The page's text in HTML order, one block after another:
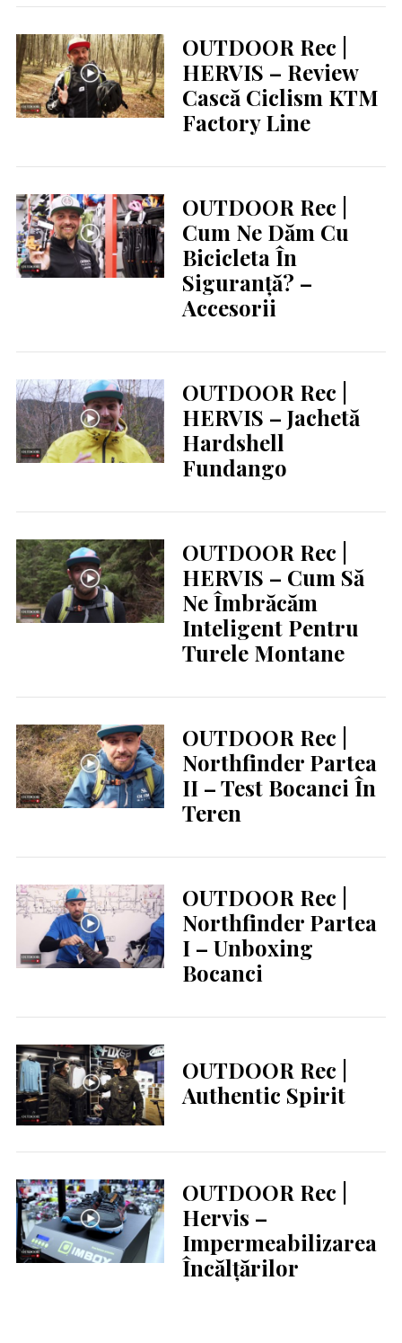
OUTDOOR Rec |
HERVIS – Review
Cască Ciclism KTM
Factory Line
OUTDOOR Rec |
Cum Ne Dăm Cu
Bicicleta În
Siguranță? –
Accesorii
OUTDOOR Rec |
HERVIS – Jachetă
Hardshell
Fundango
OUTDOOR Rec |
HERVIS – Cum Să
Ne Îmbrăcăm
Inteligent Pentru
Turele Montane
OUTDOOR Rec |
Northfinder Partea
II – Test Bocanci În
Teren
OUTDOOR Rec |
Northfinder Partea
I – Unboxing
Bocanci
OUTDOOR Rec |
Authentic Spirit
OUTDOOR Rec |
Hervis –
Impermeabilizarea
Încălțărilor